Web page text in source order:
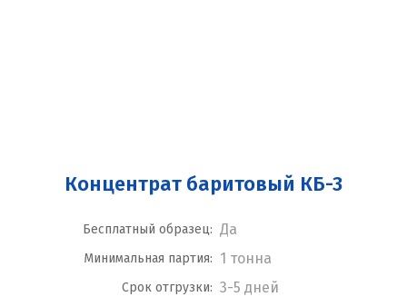
Концентрат баритовый КБ-3
Бесплатный образец: Да
Минимальная партия: 1 тонна
Срок отгрузки: 3-5 дней